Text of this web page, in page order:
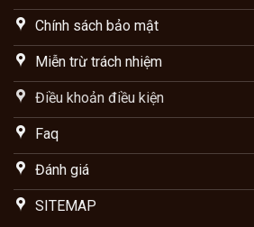
Chính sách bảo mật
Miễn trừ trách nhiệm
Điều khoản điều kiện
Faq
Đánh giá
SITEMAP